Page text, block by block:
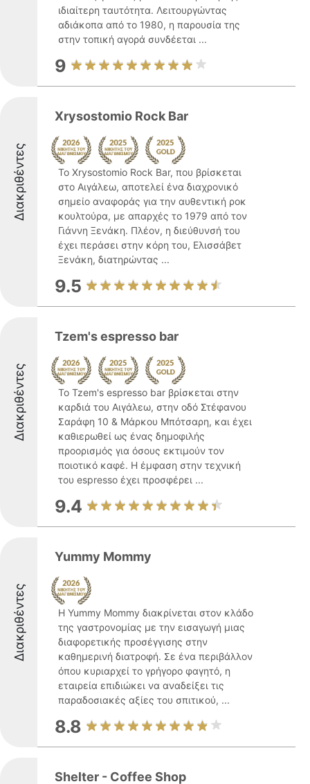
ιδιαίτερη ταυτότητα. Λειτουργώντας
αδιάκοπα από το 1980, η παρουσία της
στην τοπική αγορά συνδέεται ...
9
Διακριθέντες
Xrysostomio Rock Bar
Το Xrysostomio Rock Bar, που βρίσκεται
στο Αιγάλεω, αποτελεί ένα διαχρονικό
σημείο αναφοράς για την αυθεντική ροκ
κουλτούρα, με απαρχές το 1979 από τον
Γιάννη Ξενάκη. Πλέον, η διεύθυνσή του
έχει περάσει στην κόρη του, Ελισσάβετ
Ξενάκη, διατηρώντας ...
9.5
Διακριθέντες
Tzem's espresso bar
Το Tzem's espresso bar βρίσκεται στην
καρδιά του Αιγάλεω, στην οδό Στέφανου
Σαράφη 10 & Μάρκου Μπότσαρη, και έχει
καθιερωθεί ως ένας δημοφιλής
προορισμός για όσους εκτιμούν τον
ποιοτικό καφέ. Η έμφαση στην τεχνική
του espresso έχει προσφέρει ...
9.4
Διακριθέντες
Yummy Mommy
Η Yummy Mommy διακρίνεται στον κλάδο
της γαστρονομίας με την εισαγωγή μιας
διαφορετικής προσέγγισης στην
καθημερινή διατροφή. Σε ένα περιβάλλον
όπου κυριαρχεί το γρήγορο φαγητό, η
εταιρεία επιδιώκει να αναδείξει τις
παραδοσιακές αξίες του σπιτικού, ...
8.8
Shelter - Coffee Shop